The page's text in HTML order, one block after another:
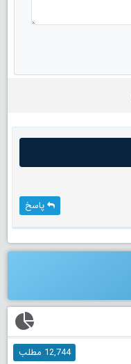
پاسخ
12,744 مطلب